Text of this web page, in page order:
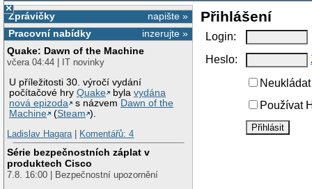
×
napište »
Zprávičky
inzerujte »
Pracovní nabídky
Quake: Dawn of the Machine
včera 04:44 | IT novinky
U příležitosti 30. výročí vydání
počítačové hryQuake bylavydána
nová epizoda
s názvem Dawn of the
Machine
(Steam ).
Ladislav Hagara| Komentářů: 4
Série bezpečnostních záplat v
produktech Cisco
7.8. 16:00 | Bezpečnostní upozornění
Přihlášení
Login:
Heslo:
Používat